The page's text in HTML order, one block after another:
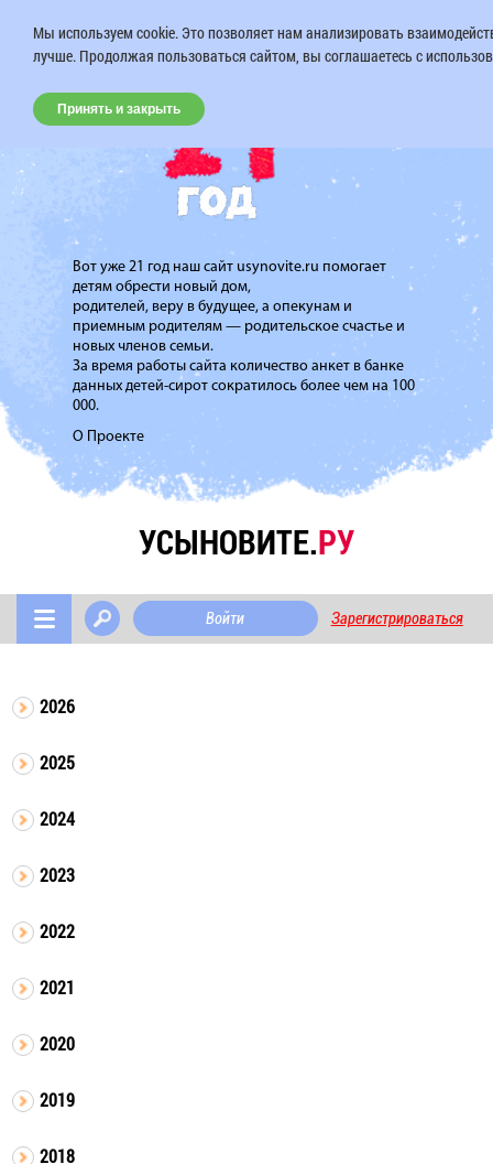
Вот уже 21 год наш сайт usynovite.ru помогает
детям обрести новый дом,
родителей, веру в будущее, а опекунам и
приемным родителям — родительское счастье и
новых членов семьи.
За время работы сайта количество анкет в банке
данных детей-сирот сократилось более чем на 100
000.
О Проекте
УСЫНОВИТЕ.РУ
Войти Зарегистрироваться
2026
2025
2024
2023
2022
2021
2020
2019
2018
Мы используем cookie. Это позволяет нам анализировать
лучше. Продолжая пользоваться сайтом, вы соглашаетесь с
Принять и закрыть